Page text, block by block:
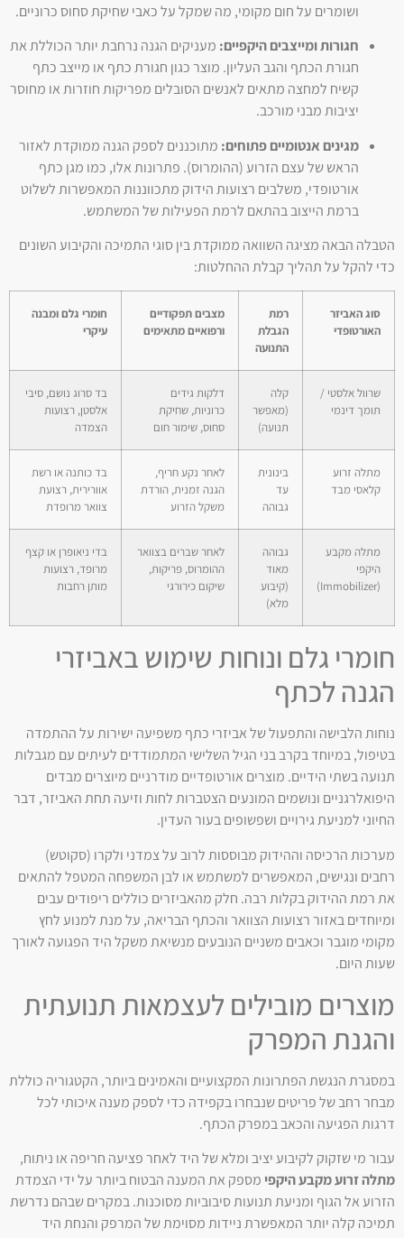
ושומרים על חום מקומי, מה שמקל על כאבי שחיקת סחוס כרוניים.
חגורות ומייצבים היקפיים: מעניקים הגנה נרחבת יותר הכוללת את
חגורת הכתף והגב העליון. מוצר כגון חגורת כתף או מייצב כתף
קשיח למחצה מתאים לאנשים הסובלים מפריקות חוזרות או מחוסר
יציבות מבני מורכב.
מגינים אנטומיים פתוחים: מתוכננים לספק הגנה ממוקדת לאזור
הראש של עצם הזרוע (ההומרוס). פתרונות אלו, כמו מגן כתף
אורטופדי, משלבים רצועות הידוק מתכווננות המאפשרות לשלוט
ברמת הייצוב בהתאם לרמת הפעילות של המשתמש.
הטבלה הבאה מציגה השוואה ממוקדת בין סוגי התמיכה והקיבוע השונים
כדי להקל על תהליך קבלת ההחלטות:
סוג האביזר
האורטופדי
רמת
הגבלת
התנועה
מצבים תפקודיים
ורפואיים מתאימים
חומרי גלם ומבנה
עיקרי
שרוול אלסטי /
תומך דינמי
קלה
(מאפשר
תנועה)
דלקות גידים
כרוניות, שחיקת
סחוס, שימור חום
בד סרוג נושם, סיבי
אלסטן, רצועות
הצמדה
מתלה זרוע
קלאסי מבד
בינונית
עד
גבוהה
לאחר נקע חריף,
הגנה זמנית, הורדת
משקל הזרוע
בד כותנה או רשת
אוורירית, רצועת
צוואר מרופדת
מתלה מקבע
היקפי
(Immobilizer)
גבוהה
מאוד
(קיבוע
מלא)
לאחר שברים בצוואר
ההומרוס, פריקות,
שיקום כירורגי
בדי ניאופרן או קצף
מרופד, רצועות
מותן רחבות
חומרי גלם ונוחות שימוש באביזרי
הגנה לכתף
נוחות הלבישה והתפעול של אביזרי כתף משפיעה ישירות על ההתמדה
בטיפול, במיוחד בקרב בני הגיל השלישי המתמודדים לעיתים עם מגבלות
תנועה בשתי הידיים. מוצרים אורטופדיים מודרניים מיוצרים מבדים
היפואלרגניים ונושמים המונעים הצטברות לחות וזיעה תחת האביזר, דבר
החיוני למניעת גירויים ושפשופים בעור העדין.
מערכות הרכיסה וההידוק מבוססות לרוב על צמדני ולקרו (סקוטש)
רחבים ונגישים, המאפשרים למשתמש או לבן המשפחה המטפל להתאים
את רמת ההידוק בקלות רבה. חלק מהאביזרים כוללים ריפודים עבים
ומיוחדים באזור רצועות הצוואר והכתף הבריאה, על מנת למנוע לחץ
מקומי מוגבר וכאבים משניים הנובעים מנשיאת משקל היד הפגועה לאורך
שעות היום.
מוצרים מובילים לעצמאות תנועתית
והגנת המפרק
במסגרת הנגשת הפתרונות המקצועיים והאמינים ביותר, הקטגוריה כוללת
מבחר רחב של פריטים שנבחרו בקפידה כדי לספק מענה איכותי לכל
דרגות הפגיעה והכאב במפרק הכתף.
עבור מי שזקוק לקיבוע יציב ומלא של היד לאחר פציעה חריפה או ניתוח,
מתלה זרוע מקבע היקפי מספק את המענה הבטוח ביותר על ידי הצמדת
הזרוע אל הגוף ומניעת תנועות סיבוביות מסוכנות. במקרים שבהם נדרשת
תמיכה קלה יותר המאפשרת ניידות מסוימת של המרפק והנחת היד